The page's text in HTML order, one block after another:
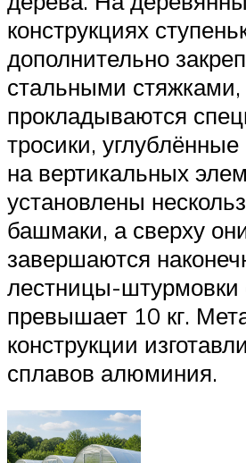
конструкциях
дополнительно
стальными стяжками,
прокладываются
тросики,
на вертикальных
установлены
башмаки, а сверху
завершаются
лестницы-
превышает 10 кг.
конструкции
сплавов алюминия.